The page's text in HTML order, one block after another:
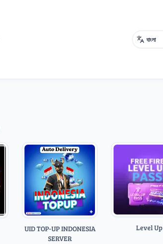
ভাষা
UID TOP-UP INDONESIA
SERVER
Level Up